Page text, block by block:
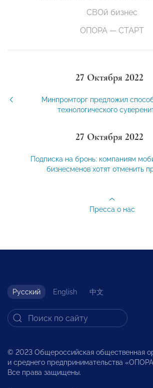
СВОй бизнес
ОПОРА — СТАРТ
27 Октября 2022
Минпромторг предложил
технологического
27 Октября 2022
Подписка на бронь: компаниям
бизнесменов хотят отменить
Пресса о нас
Русский English 中文
© 2023 Общероссийская общественная
и среднего предпринимательства
Все права защищены.